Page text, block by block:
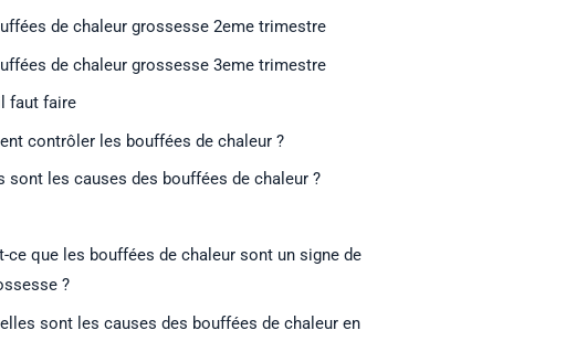
de chaleur grossesse 2eme trimestre
de chaleur grossesse 3eme trimestre
faut faire
contrôler les bouffées de chaleur ?
sont les causes des bouffées de chaleur ?
ce que les bouffées de chaleur sont un signe de
?
sont les causes des bouffées de chaleur en